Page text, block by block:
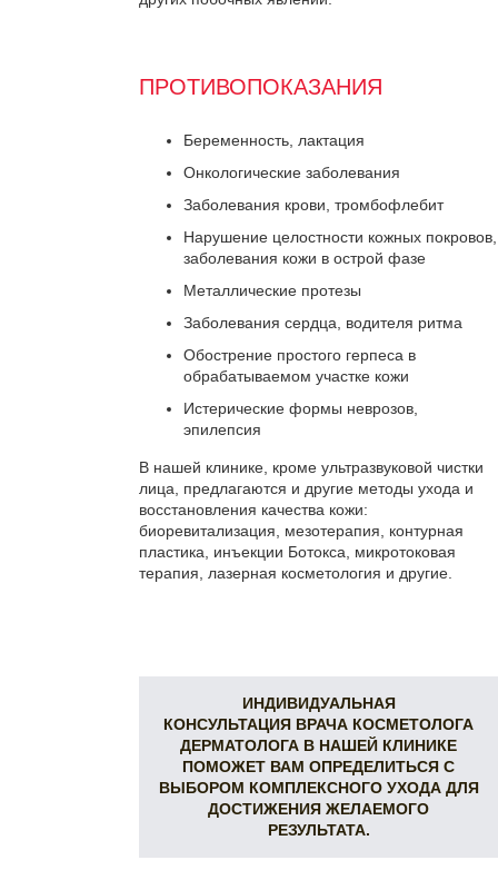
ПРОТИВОПОКАЗАНИЯ
Беременность, лактация
Онкологические заболевания
Заболевания крови, тромбофлебит
Нарушение целостности кожных покровов,
заболевания кожи в острой фазе
Металлические протезы
Заболевания сердца, водителя ритма
Обострение простого герпеса в
обрабатываемом участке кожи
Истерические формы неврозов,
эпилепсия
В нашей клинике, кроме ультразвуковой чистки
лица, предлагаются и другие методы ухода и
восстановления качества кожи:
биоревитализация, мезотерапия, контурная
пластика, инъекции Ботокса, микротоковая
терапия, лазерная косметология и другие.
ИНДИВИДУАЛЬНАЯ
КОНСУЛЬТАЦИЯ ВРАЧА КОСМЕТОЛОГА
ДЕРМАТОЛОГА В НАШЕЙ КЛИНИКЕ
ПОМОЖЕТ ВАМ ОПРЕДЕЛИТЬСЯ С
ВЫБОРОМ КОМПЛЕКСНОГО УХОДА ДЛЯ
ДОСТИЖЕНИЯ ЖЕЛАЕМОГО
РЕЗУЛЬТАТА.